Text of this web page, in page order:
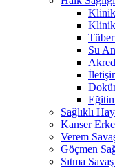
Klinik
Klinik
Su
Sağlıklı
Kanser
Verem
Göçmen
Sıtma